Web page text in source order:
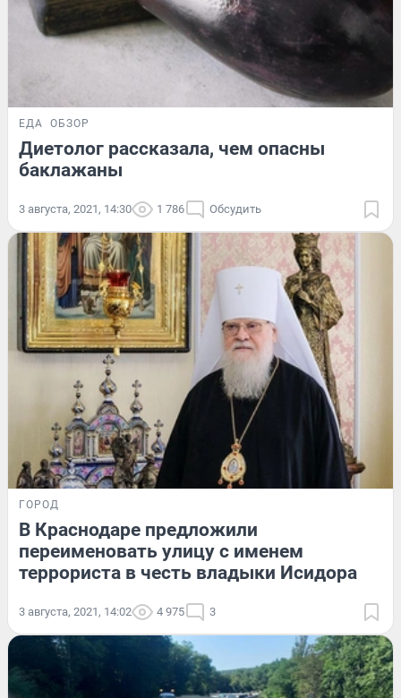
ЕДА ОБЗОР
Диетолог рассказала, чем опасны
баклажаны
3 августа, 2021, 14:30 1 786 Обсудить
ГОРОД
В Краснодаре предложили
переименовать улицу с именем
террориста в честь владыки Исидора
3 августа, 2021, 14:02 4 975 3